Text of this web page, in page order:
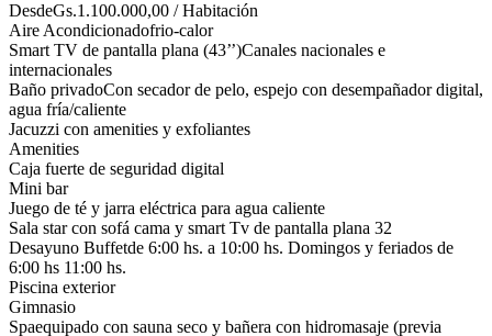
DesdeGs.1.100.000,00 / Habitación
Aire Acondicionadofrio-calor
Smart TV de pantalla plana (43’’)Canales nacionales e
internacionales
Baño privadoCon secador de pelo, espejo con desempañador digital,
agua fría/caliente
Jacuzzi con amenities y exfoliantes
Amenities
Caja fuerte de seguridad digital
Mini bar
Juego de té y jarra eléctrica para agua caliente
Sala star con sofá cama y smart Tv de pantalla plana 32
Desayuno Buffetde 6:00 hs. a 10:00 hs. Domingos y feriados de
6:00 hs 11:00 hs.
Piscina exterior
Gimnasio
Spaequipado con sauna seco y bañera con hidromasaje (previa